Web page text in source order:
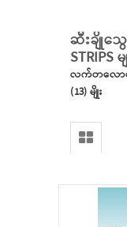
ဆီးချိုသွ
STRIPS မ
လက်တလောဝ
(13) မျိုး